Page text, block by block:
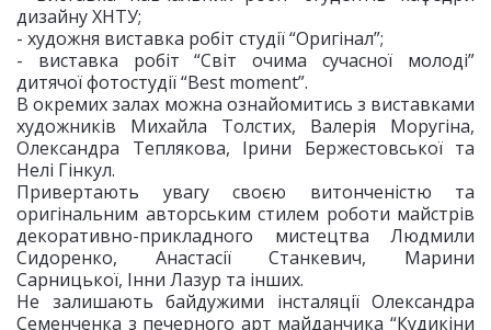
дизайну ХНТУ;
- художня виставка робіт студії “Оригінал”;
- виставка робіт “Світ очима сучасної молоді”
дитячої фотостудії “Best moment”.
В окремих залах можна ознайомитись з виставками
художників Михайла Толстих, Валерія Моругіна,
Олександра Теплякова, Ірини Бержестовської та
Нелі Гінкул.
Привертають увагу своєю витонченістю та
оригінальним авторським стилем роботи майстрів
декоративно-прикладного мистецтва Людмили
Сидоренко, Анастасії Станкевич, Марини
Сарницької, Інни Лазур та інших.
Не залишають байдужими інсталяції Олександра
Семенченка з печерного арт майданчика “Кудикіни